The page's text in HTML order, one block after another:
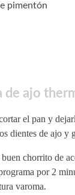
pimentón
de ajo
el pan y
dientes de ajo y
chorrito de
por 2
varoma.